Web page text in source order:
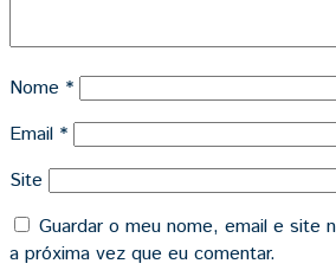
Nome *
Email *
Site
Guardar o meu nome, email e site
a próxima vez que eu comentar.